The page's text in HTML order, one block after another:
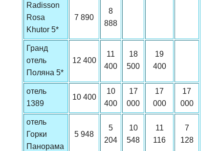
Radisson
Rosa
Khutor 5*
7 890
8
888
Гранд
отель
Поляна 5*
12 400
11
400
18
500
19
400
отель
1389
10 400
10
400
17
000
17
000
17
000
отель
Горки
Панорама
5 948
5
204
10
548
11
116
7
128